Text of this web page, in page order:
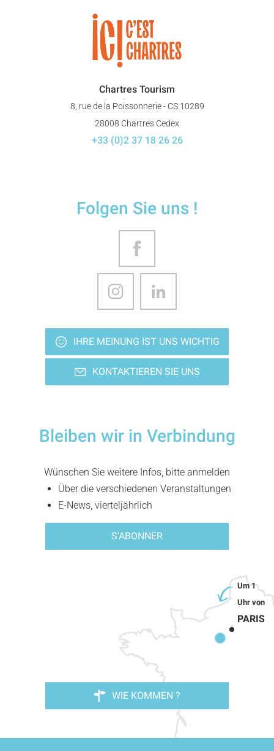
Chartres Tourism
8, rue de la Poissonnerie - CS 10289
28008 Chartres Cedex
+33 (0)2 37 18 26 26
Folgen Sie uns !
IHRE MEINUNG IST UNS WICHTIG
KONTAKTIEREN SIE UNS
Bleiben wir in Verbindung
Wünschen Sie weitere Infos, bitte anmelden
Über die verschiedenen Veranstaltungen
E-News, vierteljährlich
S'ABONNER
PARIS
WIE KOMMEN ?